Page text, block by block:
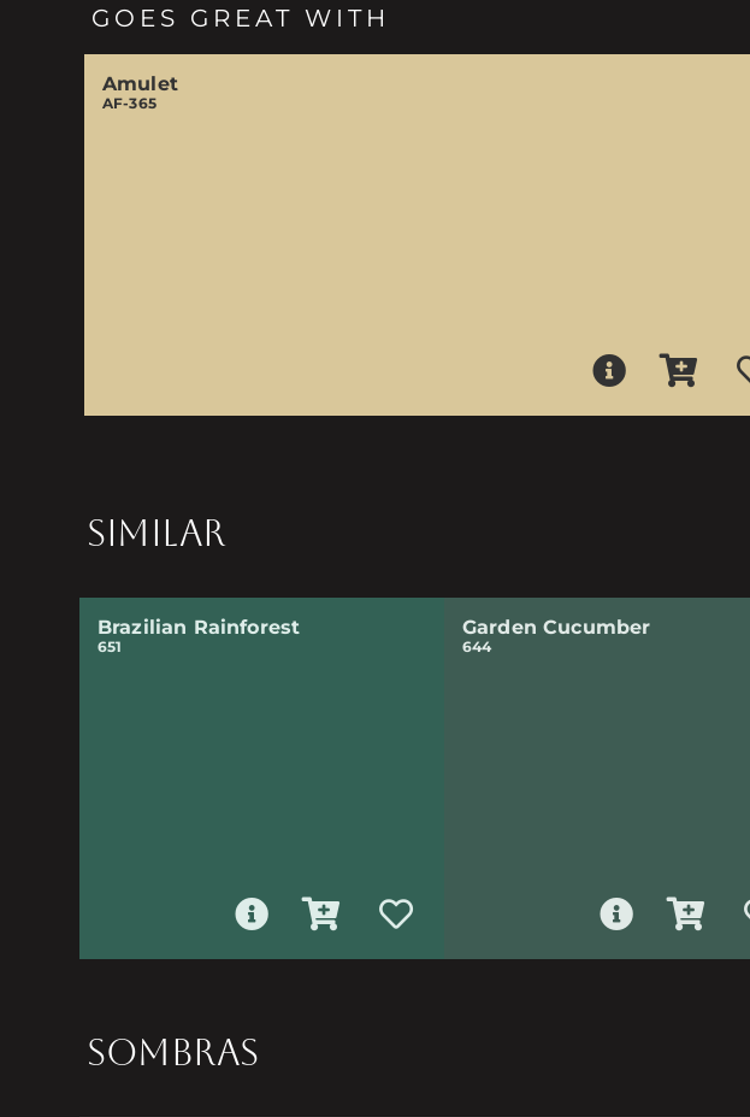
GOES GREAT WITH
Amulet
AF-365
SIMILAR
Brazilian Rainforest
651
Garden Cucumber
644
SOMBRAS